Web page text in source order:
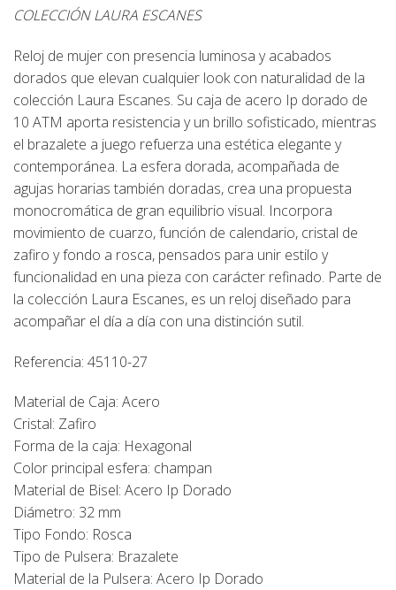
COLECCIÓN LAURA ESCANES
Reloj de mujer con presencia luminosa y acabados
dorados que elevan cualquier look con naturalidad de la
colección Laura Escanes. Su caja de acero Ip dorado de
10 ATM aporta resistencia y un brillo sofisticado, mientras
el brazalete a juego refuerza una estética elegante y
contemporánea. La esfera dorada, acompañada de
agujas horarias también doradas, crea una propuesta
monocromática de gran equilibrio visual. Incorpora
movimiento de cuarzo, función de calendario, cristal de
zafiro y fondo a rosca, pensados para unir estilo y
funcionalidad en una pieza con carácter refinado. Parte de
la colección Laura Escanes, es un reloj diseñado para
acompañar el día a día con una distinción sutil.
Referencia: 45110-27
Material de Caja: Acero
Cristal: Zafiro
Forma de la caja: Hexagonal
Color principal esfera: champan
Material de Bisel: Acero Ip Dorado
Diámetro: 32 mm
Tipo Fondo: Rosca
Tipo de Pulsera: Brazalete
Material de la Pulsera: Acero Ip Dorado